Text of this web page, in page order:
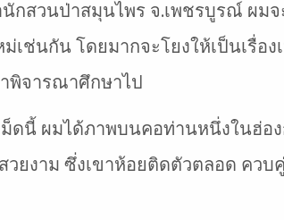
กสวนป่าสมุนไพร จ.เพชรบูรณ์ ผมจ
ช่นกัน โดยมากจะโยงให้เป็นเรื่อ
พิจารณาศึกษาไป
ดนี้ ผมได้ภาพบนคอท่านหนึ่งในฮ่อ
วยงาม ซึ่งเขาห้อยติดตัวตลอด ควบ